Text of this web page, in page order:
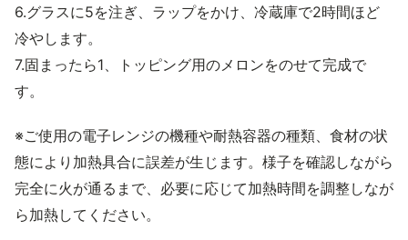
6.グラスに5を注ぎ、ラップをかけ、冷蔵庫で2時間ほど
冷やします。
7.固まったら1、トッピング用のメロンをのせて完成で
す。
※ご使用の電子レンジの機種や耐熱容器の種類、食材の状
態により加熱具合に誤差が生じます。様子を確認しながら
完全に火が通るまで、必要に応じて加熱時間を調整しなが
ら加熱してください。